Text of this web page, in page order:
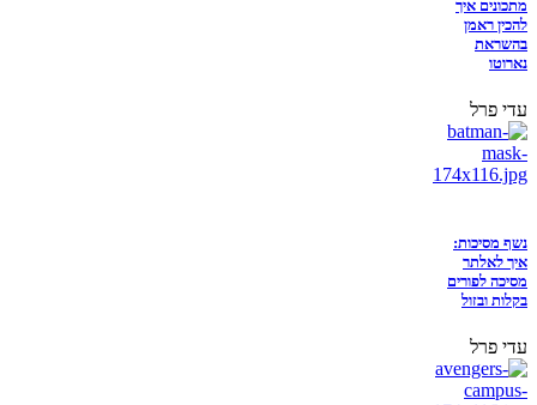
מתכונים איך
להכין ראמן
בהשראת
נארוטו
עדי פרל
נשף מסיכות:
איך לאלתר
מסיכה לפורים
בקלות ובזול
עדי פרל